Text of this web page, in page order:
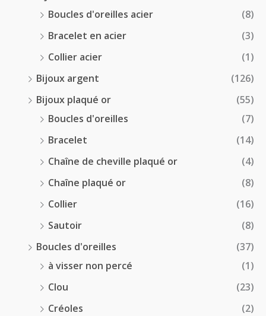
Boucles d'oreilles acier
(8)
Bracelet en acier
(3)
Collier acier
(1)
Bijoux argent
(126)
Bijoux plaqué or
(55)
Boucles d'oreilles
(7)
Bracelet
(14)
Chaîne de cheville plaqué or
(4)
Chaîne plaqué or
(8)
Collier
(16)
Sautoir
(8)
Boucles d'oreilles
(37)
à visser non percé
(1)
Clou
(23)
Créoles
(2)